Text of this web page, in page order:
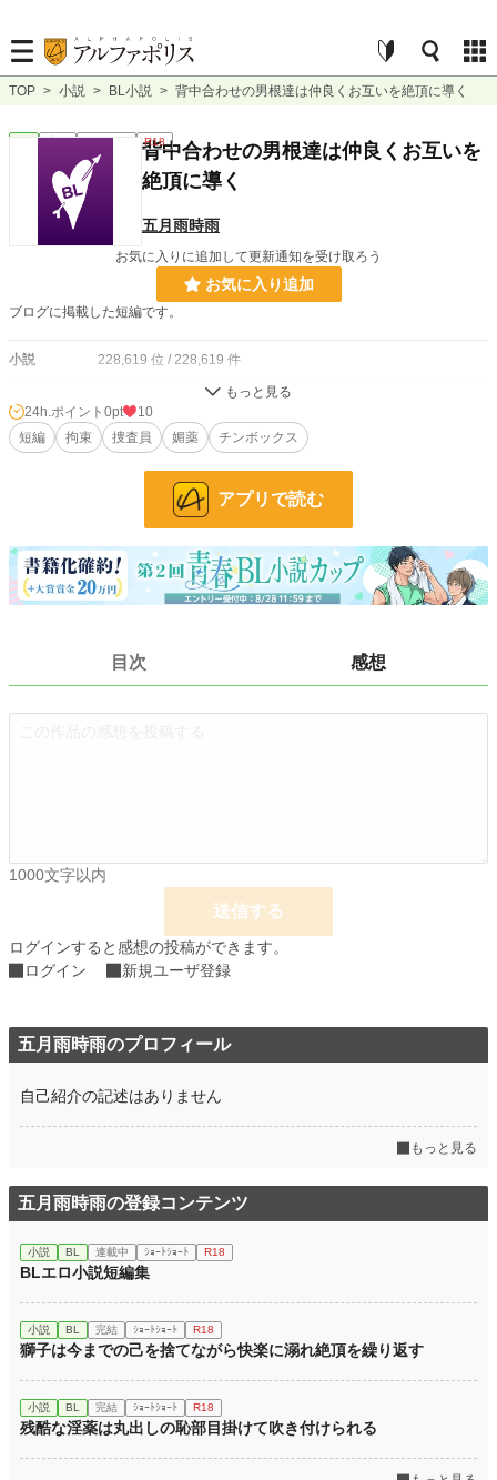
TOP > 小説 > BL小説 > 背中合わせの男根達は仲良くお互いを絶頂に導く
完結 ｼｮｰﾄｼｮｰﾄ R18
背中合わせの男根達は仲良くお互いを
絶頂に導く
五月雨時雨
お気に入りに追加して更新通知を受け取ろう
お気に入り追加
ブログに掲載した短編です。
小説 228,619 位 / 228,619 件
31,392 位 / 31,392 件
お気に入り 8
更新日時 2023.02.08 21:43
初回公開日時 2023.02.08 21:43
0 pt (228,619 位)
月間ポイント 14 pt (108,258 位)
24h.ポイント 0pt
10
短編
拘束 捜査員 媚薬 チンボックス
アプリで読む
目次 感想
1000文字以内
送信する
ログインすると感想の投稿ができます。
ログイン
新規ユーザ登録
五月雨時雨のプロフィール
自己紹介の記述はありません
もっと見る
五月雨時雨の登録コンテンツ
小説 BL 連載中 ｼｮｰﾄｼｮｰﾄ R18
BLエロ小説短編集
小説 BL 完結 ｼｮｰﾄｼｮｰﾄ R18
獅子は今までの己を捨てながら快楽に溺れ絶頂を繰り返す
小説 BL 完結 ｼｮｰﾄｼｮｰﾄ R18
残酷な淫薬は丸出しの恥部目掛けて吹き付けられる